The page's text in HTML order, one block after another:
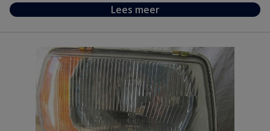
Lees meer